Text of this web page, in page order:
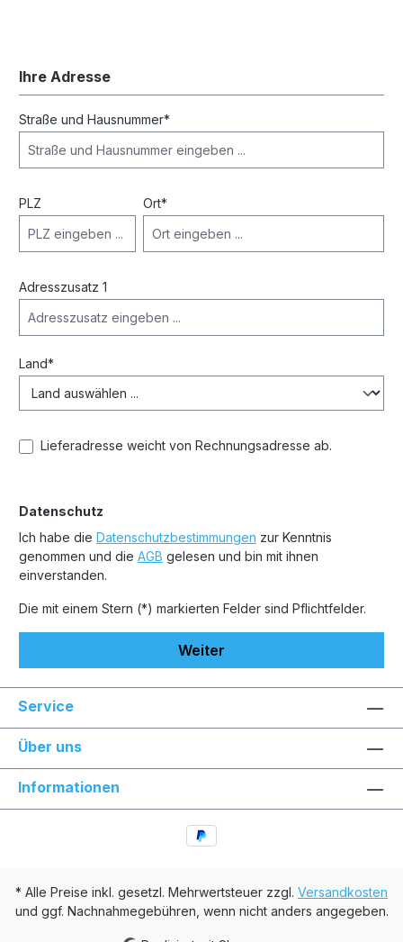
Ihre Adresse
Straße und Hausnummer*
PLZ Ort*
Adresszusatz 1
Land*
Lieferadresse weicht von Rechnungsadresse ab.
Datenschutz
Ich habe die Datenschutzbestimmungen zur Kenntnis
genommen und die AGB gelesen und bin mit ihnen
einverstanden.
Die mit einem Stern (*) markierten Felder sind Pflichtfelder.
Weiter
Service
Über uns
Informationen
* Alle Preise inkl. gesetzl. Mehrwertsteuer zzgl. Versandkosten
und ggf. Nachnahmegebühren, wenn nicht anders angegeben.